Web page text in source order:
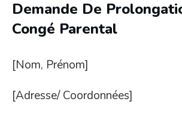
Demande De
Congé Parental
[Nom, Prénom]
[Adresse/ Coordonnées]